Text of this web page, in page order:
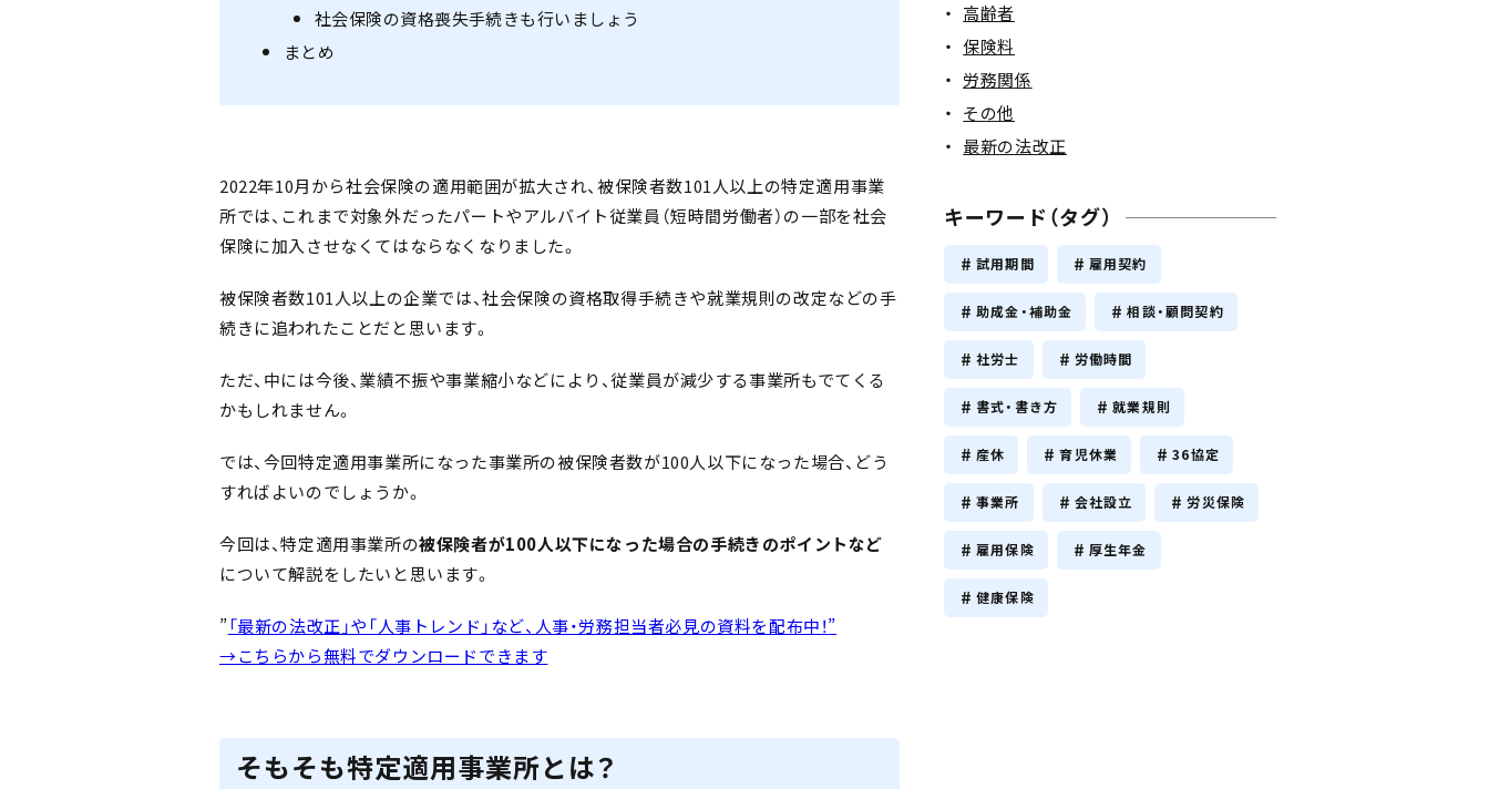
社会保険の資格喪失手続きも行いましょう
まとめ
2022年10月から社会保険の適用範囲が拡大され、被保険者数101人以上の特定適用事業
所では、これまで対象外だったパートやアルバイト従業員（短時間労働者）の一部を社会
保険に加入させなくてはならなくなりました。
被保険者数101人以上の企業では、社会保険の資格取得手続きや就業規則の改定などの手
続きに追われたことだと思います。
ただ、中には今後、業績不振や事業縮小などにより、従業員が減少する事業所もでてくる
かもしれません。
では、今回特定適用事業所になった事業所の被保険者数が100人以下になった場合、どう
すればよいのでしょうか。
今回は、特定適用事業所の被保険者が100人以下になった場合の手続きのポイントなど
について解説をしたいと思います。
”「最新の法改正」や「人事トレンド」など、人事・労務担当者必見の資料を配布中！”
→こちらから無料でダウンロードできます
そもそも特定適用事業所とは？
高齢者
保険料
労務関係
その他
最新の法改正
キーワード（タグ）
試用期間 雇用契約
助成金・補助金 相談・顧問契約
社労士 労働時間
書式・書き方 就業規則
産休 育児休業 36協定
事業所 会社設立 労災保険
雇用保険 厚生年金
健康保険